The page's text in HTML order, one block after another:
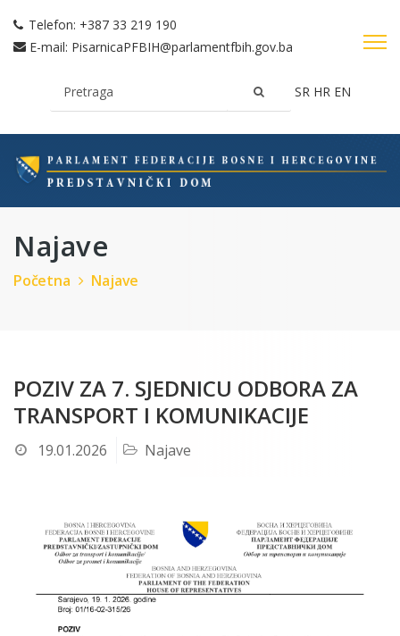
Telefon: +387 33 219 190
E-mail: PisarnicaPFBIH@parlamentfbih.gov.ba
SR HR EN
Najave
Početna Najave
POZIV ZA 7. SJEDNICU ODBORA ZA
TRANSPORT I KOMUNIKACIJE
19.01.2026 Najave